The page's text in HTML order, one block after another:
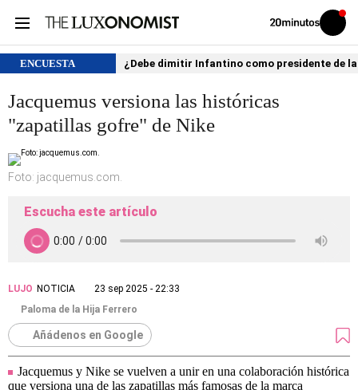
Volver
Iniciar
sesión
ENCUESTA ¿Debe dimitir Infantino como presidente de
Jacquemus versiona las históricas
"zapatillas gofre" de Nike
Foto: jacquemus.com.
Escucha este artículo
LUJO NOTICIA
23 sep 2025 - 22:33
Paloma de la Hija Ferrero
Añádenos en Google
Jacquemus y Nike se vuelven a unir en una colaboración histórica
que versiona una de las zapatillas más famosas de la marca